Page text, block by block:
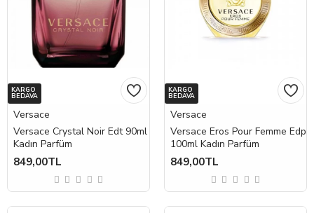
KARGO
BEDAVA
Versace
Versace Crystal Noir Edt 90ml
Kadın Parfüm
849,00TL
KARGO
BEDAVA
Versace
Versace Eros Pour Femme Edp
100ml Kadın Parfüm
849,00TL